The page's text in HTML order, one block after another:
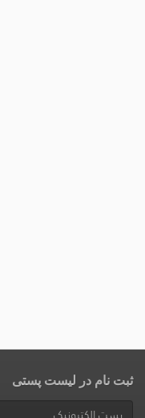
ثبت نام در لیست پستی